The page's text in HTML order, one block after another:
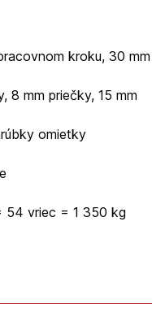
kroku, 30 mm
8 mm priečky, 15 mm
omietky
54 vriec = 1 350 kg